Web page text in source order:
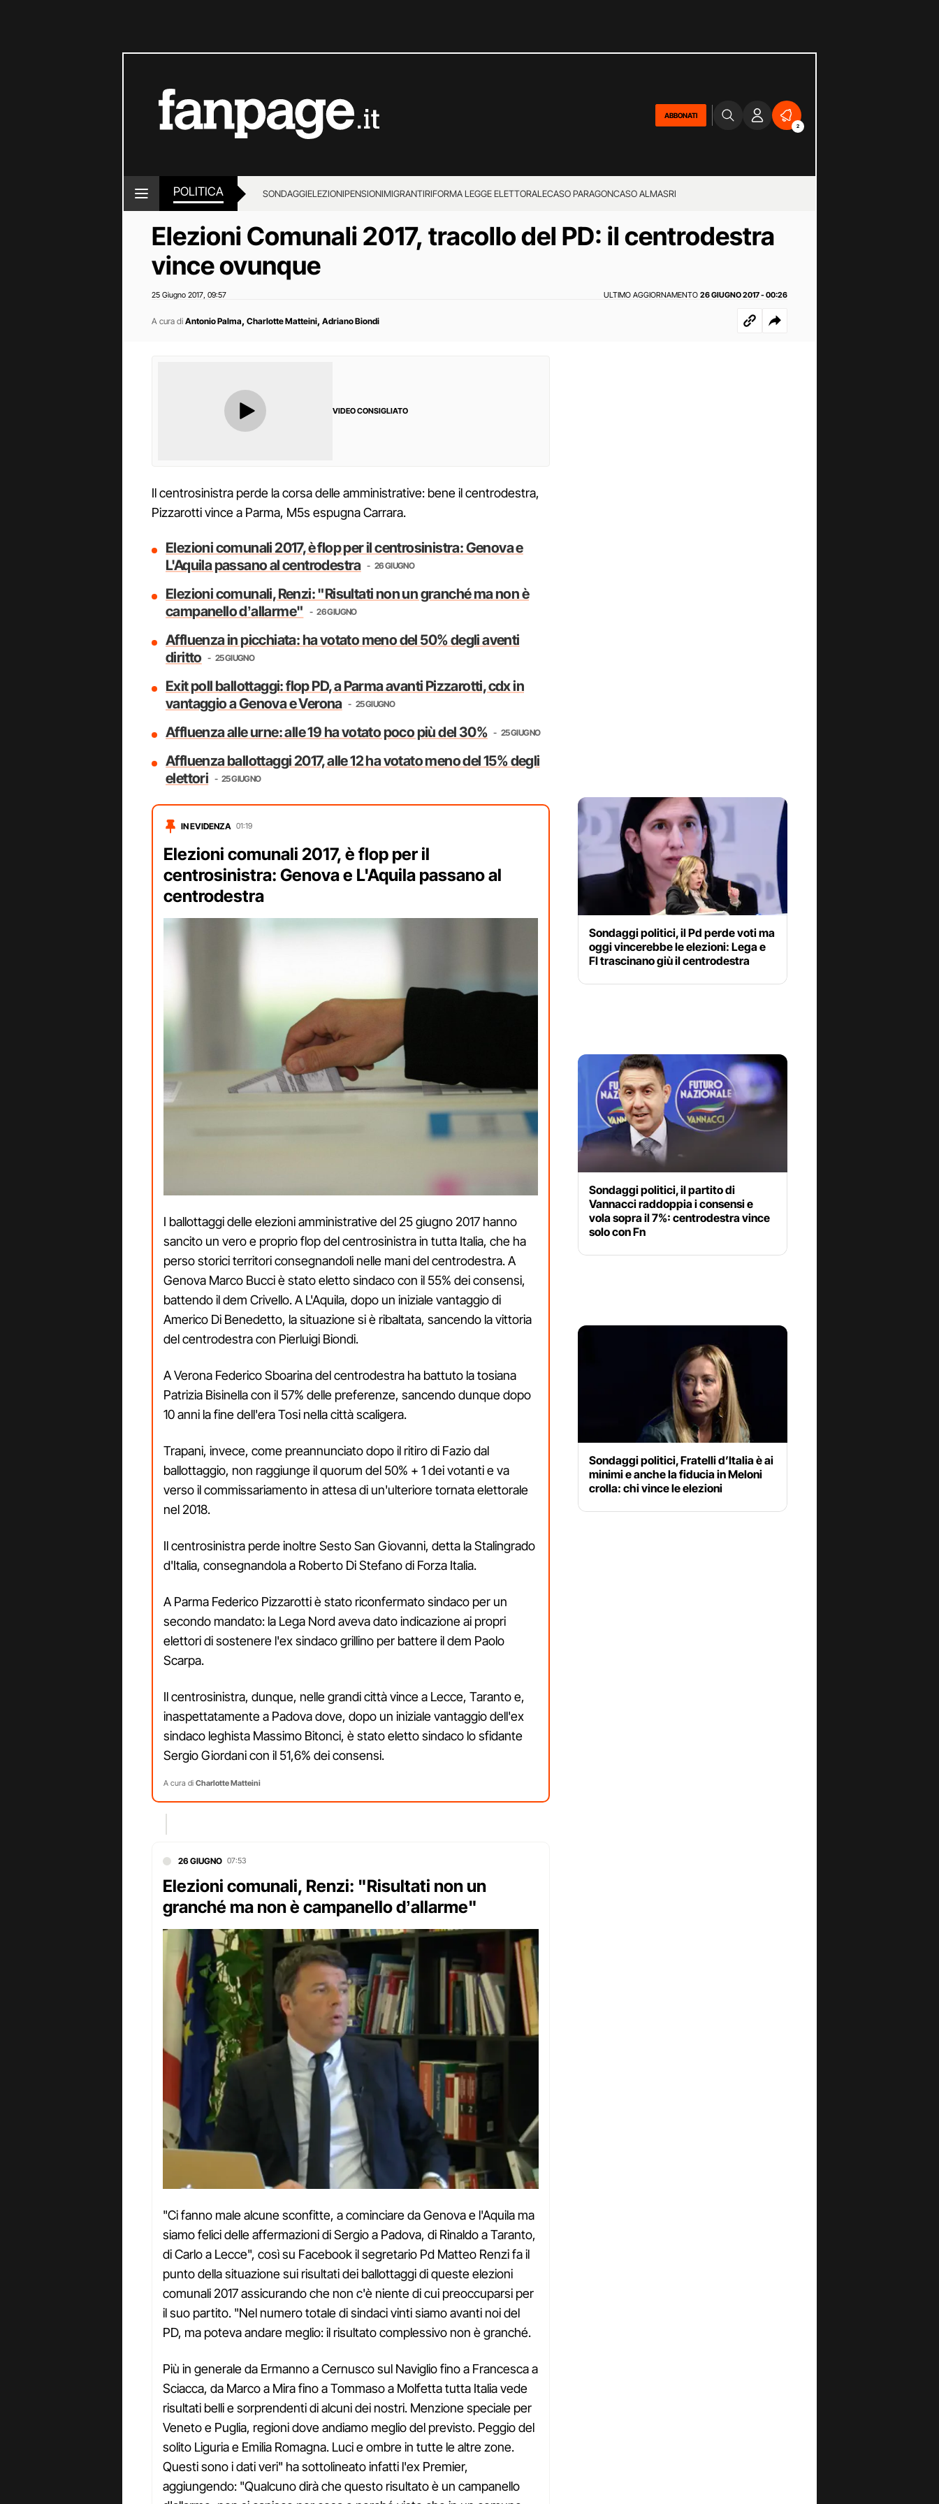
ABBONATI
2
POLITICA SONDAGGIELEZIONIPENSIONIMIGRANTIRIFORMA LEGGE ELETTORALECASO PARAGONCASO ALMASRI
Elezioni Comunali 2017, tracollo del PD: il centrodestra
vince ovunque
25 Giugno 2017 09:57 ULTIMO AGGIORNAMENTO 26 GIUGNO 2017 - 00:26
A cura di Antonio Palma, Charlotte Matteini, Adriano Biondi
VIDEO CONSIGLIATO
Il centrosinistra perde la corsa delle amministrative: bene il centrodestra,
Pizzarotti vince a Parma, M5s espugna Carrara.
Elezioni comunali 2017, è flop per il centrosinistra: Genova e
L'Aquila passano al centrodestra
26 GIUGNO
Elezioni comunali, Renzi: "Risultati non un granché ma non è
campanello dʼallarme"
26 GIUGNO
Affluenza in picchiata: ha votato meno del 50% degli aventi
diritto
25 GIUGNO
Exit poll ballottaggi: flop PD, a Parma avanti Pizzarotti, cdx in
vantaggio a Genova e Verona
25 GIUGNO
Affluenza alle urne: alle 19 ha votato poco più del 30% 25 GIUGNO
Affluenza ballottaggi 2017, alle 12 ha votato meno del 15% degli
elettori
25 GIUGNO
IN EVIDENZA 01:19
Elezioni comunali 2017, è flop per il
centrosinistra: Genova e L'Aquila passano al
centrodestra
I ballottaggi delle elezioni amministrative del 25 giugno 2017 hanno
sancito un vero e proprio flop del centrosinistra in tutta Italia, che ha
perso storici territori consegnandoli nelle mani del centrodestra. A
Genova Marco Bucci è stato eletto sindaco con il 55% dei consensi,
battendo il dem Crivello. A L'Aquila, dopo un iniziale vantaggio di
Americo Di Benedetto, la situazione si è ribaltata, sancendo la vittoria
del centrodestra con Pierluigi Biondi.
A Verona Federico Sboarina del centrodestra ha battuto la tosiana
Patrizia Bisinella con il 57% delle preferenze, sancendo dunque dopo
10 anni la fine dell'era Tosi nella città scaligera.
Trapani, invece, come preannunciato dopo il ritiro di Fazio dal
ballottaggio, non raggiunge il quorum del 50% + 1 dei votanti e va
verso il commissariamento in attesa di un'ulteriore tornata elettorale
nel 2018.
Il centrosinistra perde inoltre Sesto San Giovanni, detta la Stalingrado
d'Italia, consegnandola a Roberto Di Stefano di Forza Italia.
A Parma Federico Pizzarotti è stato riconfermato sindaco per un
secondo mandato: la Lega Nord aveva dato indicazione ai propri
elettori di sostenere l'ex sindaco grillino per battere il dem Paolo
Scarpa.
Il centrosinistra, dunque, nelle grandi città vince a Lecce, Taranto e,
inaspettatamente a Padova dove, dopo un iniziale vantaggio dell'ex
sindaco leghista Massimo Bitonci, è stato eletto sindaco lo sfidante
Sergio Giordani con il 51,6% dei consensi.
A cura di Charlotte Matteini
26 GIUGNO 07:53
Elezioni comunali, Renzi: "Risultati non un
granché ma non è campanello dʼallarme"
"Ci fanno male alcune sconfitte, a cominciare da Genova e l'Aquila ma
siamo felici delle affermazioni di Sergio a Padova, di Rinaldo a Taranto,
di Carlo a Lecce", così su Facebook il segretario Pd Matteo Renzi fa il
punto della situazione sui risultati dei ballottaggi di queste elezioni
comunali 2017 assicurando che non c'è niente di cui preoccuparsi per
il suo partito. "Nel numero totale di sindaci vinti siamo avanti noi del
PD, ma poteva andare meglio: il risultato complessivo non è granché.
Più in generale da Ermanno a Cernusco sul Naviglio fino a Francesca a
Sciacca, da Marco a Mira fino a Tommaso a Molfetta tutta Italia vede
risultati belli e sorprendenti di alcuni dei nostri. Menzione speciale per
Veneto e Puglia, regioni dove andiamo meglio del previsto. Peggio del
solito Liguria e Emilia Romagna. Luci e ombre in tutte le altre zone.
Questi sono i dati veri" ha sottolineato infatti l'ex Premier,
aggiungendo: "Qualcuno dirà che questo risultato è un campanello
Sondaggi politici, il Pd perde voti ma
oggi vincerebbe le elezioni: Lega e
FI trascinano giù il centrodestra
Sondaggi politici, il partito di
Vannacci raddoppia i consensi e
vola sopra il 7%: centrodestra vince
solo con Fn
Sondaggi politici, Fratelli d’Italia è ai
minimi e anche la fiducia in Meloni
crolla: chi vince le elezioni